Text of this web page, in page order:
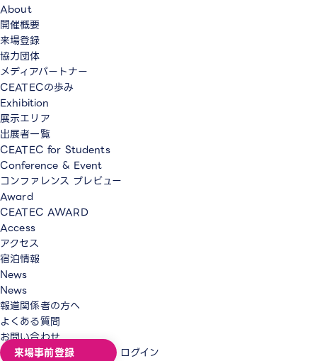
About
開催概要
来場登録
協力団体
メディアパートナー
CEATECの歩み
Exhibition
展示エリア
出展者一覧
CEATEC for Students
Conference & Event
コンファレンス プレビュー
Award
CEATEC AWARD
Access
アクセス
宿泊情報
News
News
報道関係者の方へ
よくある質問
お問い合わせ
来場事前登録
ログイン